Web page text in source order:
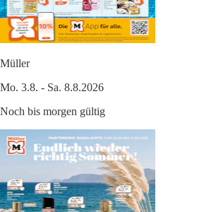
Müller
Mo. 3.8. - Sa. 8.8.2026
Noch bis morgen gültig